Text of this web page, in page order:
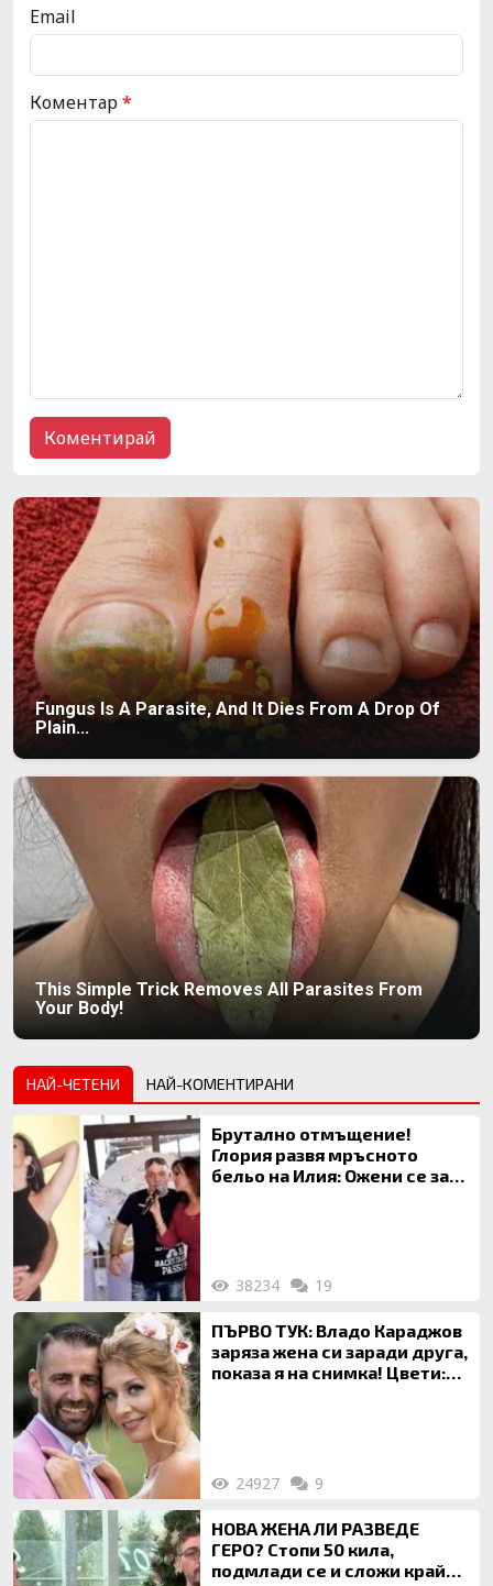
Email
Коментар*
Fungus Is A Parasite, And It Dies From A Drop Of
Plain...
This Simple Trick Removes All Parasites From
Your Body!
НАЙ-ЧЕТЕНИ НАЙ-КОМЕНТИРАНИ
Брутално отмъщение!
Глория развя мръсното
бельо на Илия: Ожени се за
38234 19
ПЪРВО ТУК: Владо Караджов
заряза жена си заради друга,
показа я на снимка! Цвети:
24927 9
НОВА ЖЕНА ЛИ РАЗВЕДЕ
ГЕРО? Стопи 50 кила,
подмлади се и сложи край